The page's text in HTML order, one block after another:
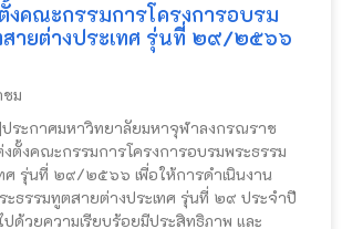
งคณะกรรมการโครงการอบรม
ายต่างประเทศ รุ่นที่ ๒๙/๒๕๖๖
ชม
ประกาศมหาวิทยาลัยมหาจุฬาลงกรณราช
งตั้งคณะกรรมการโครงการอบรมพระธรรม
ศ รุ่นที่ ๒๙/๒๕๖๖ เพื่อให้การดำเนินงาน
ะธรรมทูตสายต่างประเทศ รุ่นที่ ๒๙ ประจำปี
ด้วยความเรียบร้อยมีประสิทธิภาพ และ